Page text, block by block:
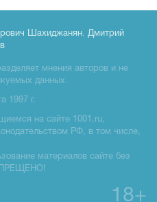
Шахиджанян, Дмитрий
мнения авторов и не
данных.
1997 г.
на сайте 1001.ru,
РФ, в том числе,
материалов сайте без
18+